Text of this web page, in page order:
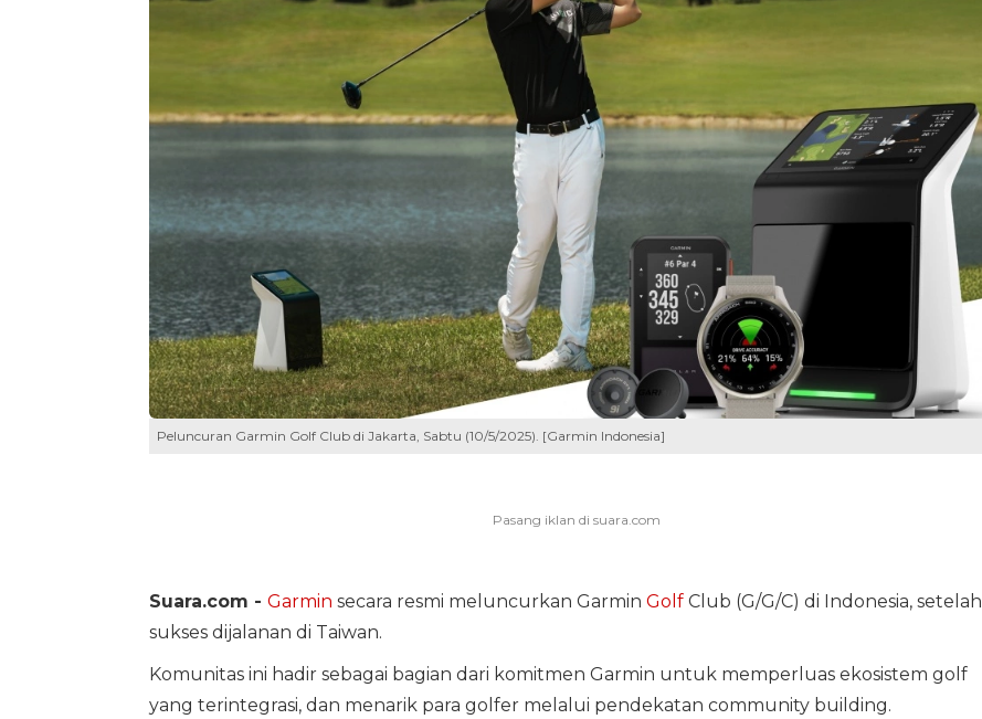
Peluncuran Garmin Golf Club di Jakarta, Sabtu (10/5/2025). [Garmin Indonesia]
Suara.com - Garmin secara resmi meluncurkan Garmin GolfClub (G/G/C) di Indonesia, setelah
sukses dijalanan di Taiwan.
Komunitas ini hadir sebagai bagian dari komitmen Garmin untuk memperluas ekosistem golf
yang terintegrasi, dan menarik para golfer melalui pendekatan community building.